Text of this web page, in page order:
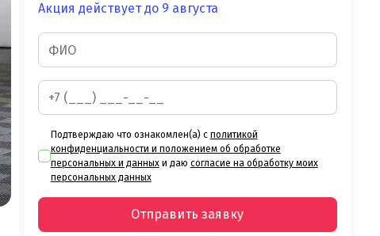
Акция действует до 9 августа
Подтверждаю что ознакомлен(а) с политикой
конфиденциальности и положением об обработке
персональных и данныхи даю согласие на обработку моих
персональных данных
Отправить заявку